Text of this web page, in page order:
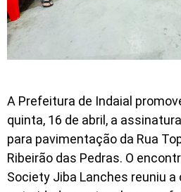
A Prefeitura de Indaial
quinta, 16 de abril, a
para pavimentação da Rua
Ribeirão das Pedras. O
Society Jiba Lanches reuniu a